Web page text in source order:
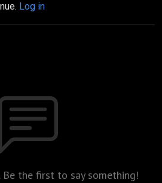
Log in
Be the first to say something!